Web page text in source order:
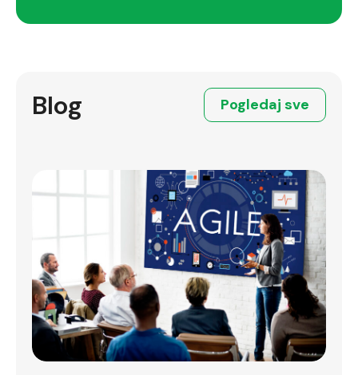
Blog Pogledaj sve